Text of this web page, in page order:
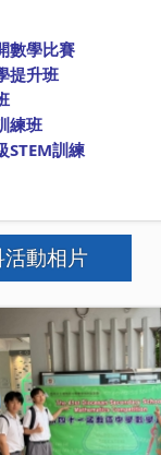
數學比賽
提升班
練班
STEM訓練
動相片